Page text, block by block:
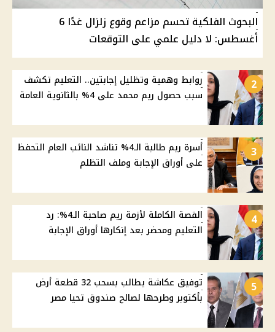
البحوث الفلكية تحسم مزاعم وقوع زلزال غدًا 6
أغسطس: لا دليل علمي على التوقعات
2
روابط وهمية وتظليل إجابتين.. التعليم تكشف
سبب حصول ريم محمد على 4% بالثانوية العامة
3
أسرة ريم طالبة الـ4% تناشد النائب العام التحفظ
على أوراق الإجابة وملف التظلم
4
القصة الكاملة لأزمة ريم صاحبة الـ4%: رد
التعليم ومحضر بعد إنكارها أوراق الإجابة
5
توفيق عكاشة يطالب بسحب 32 قطعة أرض
بأكتوبر وطرحها لصالح صندوق تحيا مصر